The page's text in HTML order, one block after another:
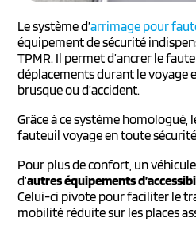
Le système d’arrimage pour
équipement de sécurité
TPMR. Il permet d’ancrer le
déplacements durant le voyage
brusque ou d’accident.
Grâce à ce système homologué,
fauteuil voyage en toute
Pour plus de confort, un
d’autres équipements
Celui-ci pivote pour faciliter le
mobilité réduite sur les places